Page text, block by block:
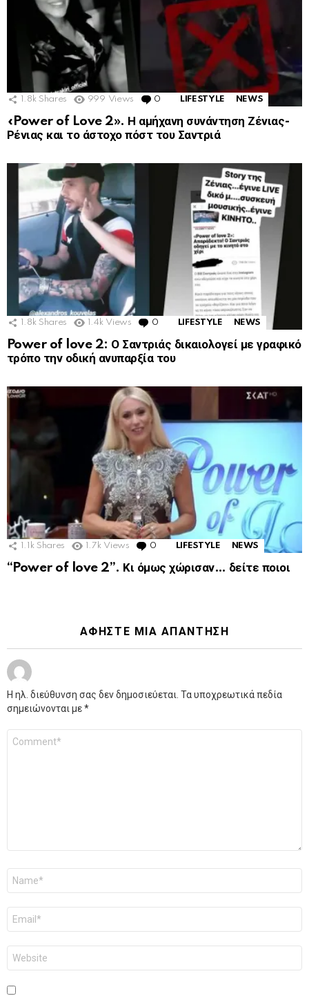
1.8k Shares 999 Views 0 Comments
LIFESTYLE NEWS
«Power of Love 2». Η αμήχανη συνάντηση Ζένιας-
Ρένιας και το άστοχο πόστ του Σαντριά
1.8k Shares 1.4k Views 0 Comments
LIFESTYLE NEWS
Power of love 2: Ο Σαντριάς δικαιολογεί με γραφικό
τρόπο την οδική ανυπαρξία του
1.1k Shares 1.7k Views 0 Comments
LIFESTYLE NEWS
“Power of love 2”. Κι όμως χώρισαν… δείτε ποιοι
ΑΦΉΣΤΕ ΜΙΑ ΑΠΆΝΤΗΣΗ
Η ηλ. διεύθυνση σας δεν δημοσιεύεται. Τα υποχρεωτικά πεδία
σημειώνονται με*